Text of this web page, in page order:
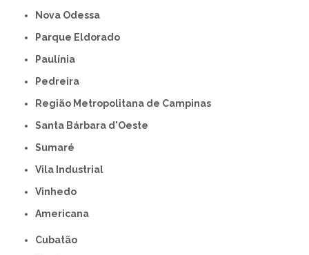
Nova Odessa
Parque Eldorado
Paulínia
Pedreira
Região Metropolitana de Campinas
Santa Bárbara d'Oeste
Sumaré
Vila Industrial
Vinhedo
americana
Cubatão